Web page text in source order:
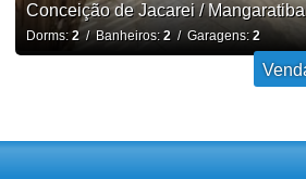
Conceição de Jacarei /
Dorms: 2/ Banheiros: 2/ Garagens: 2